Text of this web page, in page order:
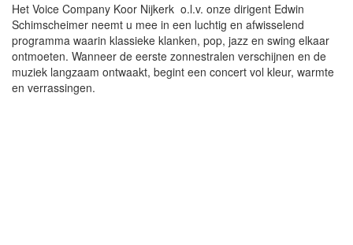
Het Voice Company Koor Nijkerk o.l.v. onze dirigent Edwin
Schimscheimer neemt u mee in een luchtig en afwisselend
programma waarin klassieke klanken, pop, jazz en swing elkaar
ontmoeten. Wanneer de eerste zonnestralen verschijnen en de
muziek langzaam ontwaakt, begint een concert vol kleur, warmte
en verrassingen.